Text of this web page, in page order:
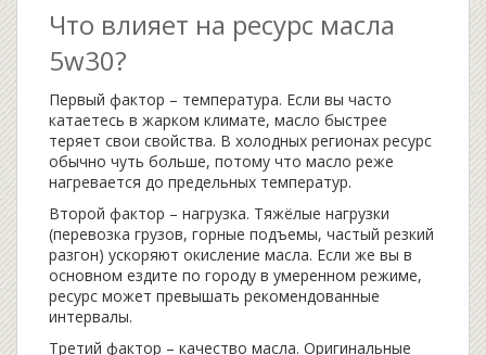
Что влияет на ресурс масла
5w30?
Первый фактор – температура. Если вы часто
катаетесь в жарком климате, масло быстрее
теряет свои свойства. В холодных регионах ресурс
обычно чуть больше, потому что масло реже
нагревается до предельных температур.
Второй фактор – нагрузка. Тяжёлые нагрузки
(перевозка грузов, горные подъемы, частый резкий
разгон) ускоряют окисление масла. Если же вы в
основном ездите по городу в умеренном режиме,
ресурс может превышать рекомендованные
интервалы.
Третий фактор – качество масла. Оригинальные